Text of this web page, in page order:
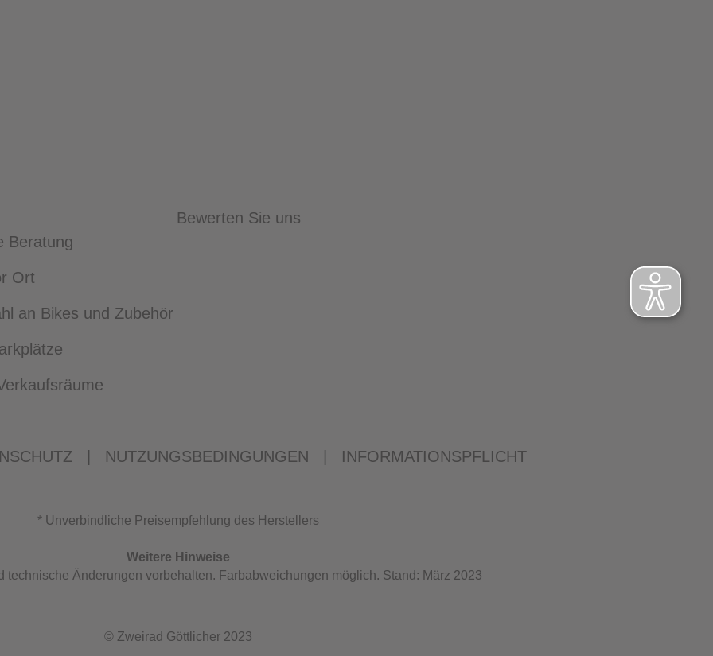
Beratung
Ort
an Bikes und Zubehör
Bewerten Sie uns
NUTZUNGSBEDINGUNGEN INFORMATIONSPFLICHT
* Unverbindliche Preisempfehlung des Herstellers
Weitere Hinweise
technische Änderungen vorbehalten. Farbabweichungen möglich. Stand: März 2023
© Zweirad Göttlicher 2023